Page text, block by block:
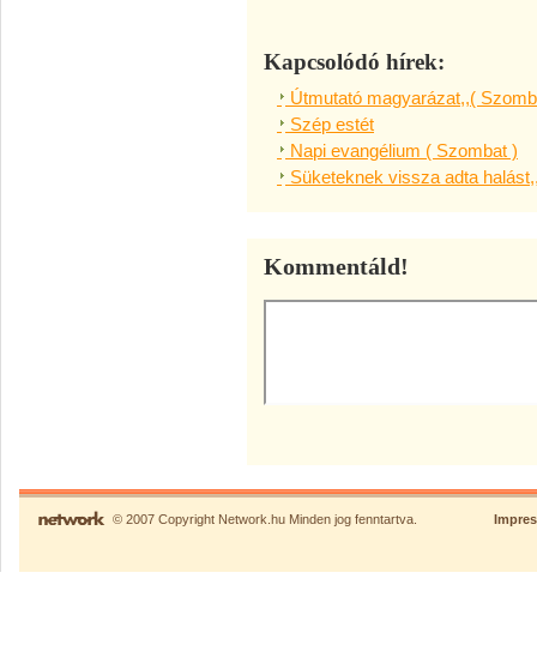
Kapcsolódó hírek:
Útmutató magyarázat,,(
Szép estét
Napi evangélium ( Szombat )
Süketeknek vissza adta
Kommentáld!
© 2007 Copyright Network.hu Minden jog fenntartva.